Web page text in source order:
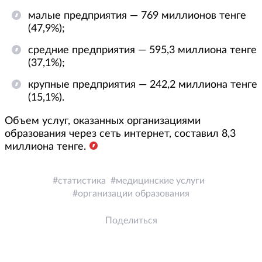
малые предприятия — 769 миллионов тенге
(47,9%);
средние предприятия — 595,3 миллиона тенге
(37,1%);
крупные предприятия — 242,2 миллиона тенге
(15,1%).
Объем услуг, оказанных организациями
образования через сеть интернет, составил 8,3
миллиона тенге.
статистика
медицинские услуги
организации образования
Поделиться